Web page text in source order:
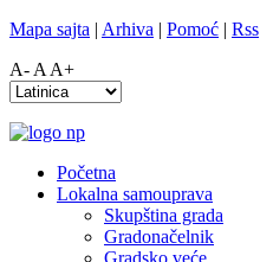
Mapa sajta | Arhiva | Pomoć | Rss
A- A A+
Početna
Lokalna samouprava
Skupština grada
Gradonačelnik
Gradsko veće